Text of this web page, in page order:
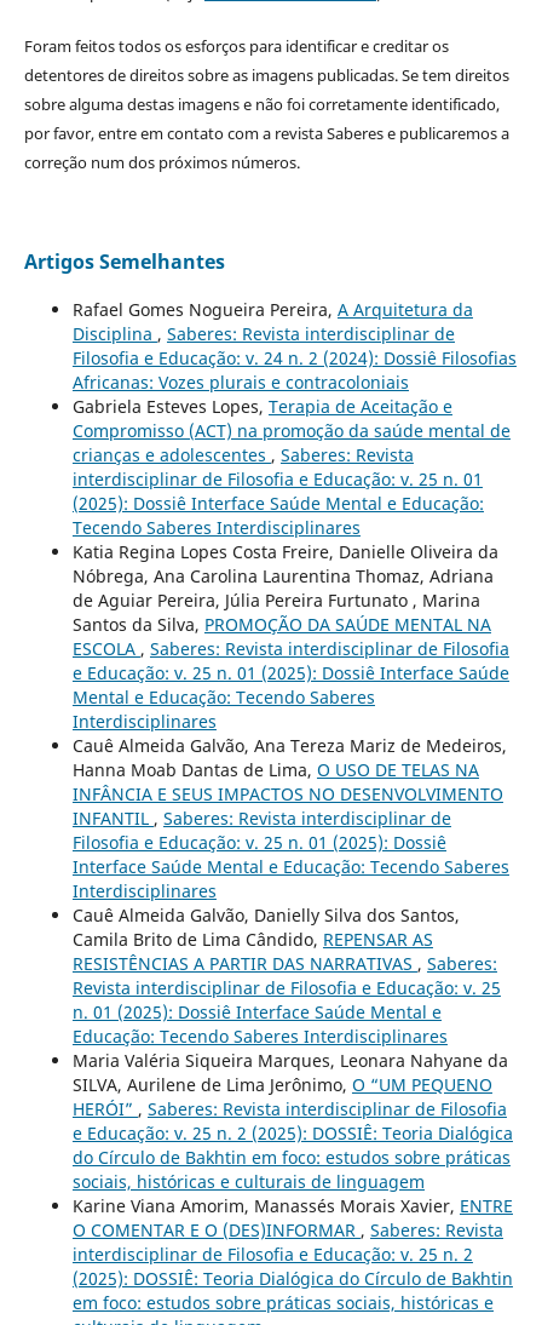
Foram feitos todos os esforços para identificar e creditar os
detentores de direitos sobre as imagens publicadas. Se tem direitos
sobre alguma destas imagens e não foi corretamente identificado,
por favor, entre em contato com a revista Saberes e publicaremos a
correção num dos próximos números.
Artigos Semelhantes
Rafael Gomes Nogueira Pereira, A Arquitetura da
Disciplina , Saberes: Revista interdisciplinar de
Filosofia e Educação: v. 24 n. 2 (2024): Dossiê Filosofias
Africanas: Vozes plurais e contracoloniais
Gabriela Esteves Lopes, Terapia de Aceitação e
Compromisso (ACT) na promoção da saúde mental de
crianças e adolescentes , Saberes: Revista
interdisciplinar de Filosofia e Educação: v. 25 n. 01
(2025): Dossiê Interface Saúde Mental e Educação:
Tecendo Saberes Interdisciplinares
Katia Regina Lopes Costa Freire, Danielle Oliveira da
Nóbrega, Ana Carolina Laurentina Thomaz, Adriana
de Aguiar Pereira, Júlia Pereira Furtunato , Marina
Santos da Silva, PROMOÇÃO DA SAÚDE MENTAL NA
ESCOLA , Saberes: Revista interdisciplinar de Filosofia
e Educação: v. 25 n. 01 (2025): Dossiê Interface Saúde
Mental e Educação: Tecendo Saberes
Interdisciplinares
Cauê Almeida Galvão, Ana Tereza Mariz de Medeiros,
Hanna Moab Dantas de Lima, O USO DE TELAS NA
INFÂNCIA E SEUS IMPACTOS NO DESENVOLVIMENTO
INFANTIL , Saberes: Revista interdisciplinar de
Filosofia e Educação: v. 25 n. 01 (2025): Dossiê
Interface Saúde Mental e Educação: Tecendo Saberes
Interdisciplinares
Cauê Almeida Galvão, Danielly Silva dos Santos,
Camila Brito de Lima Cândido, REPENSAR AS
RESISTÊNCIAS A PARTIR DAS NARRATIVAS , Saberes:
Revista interdisciplinar de Filosofia e Educação: v. 25
n. 01 (2025): Dossiê Interface Saúde Mental e
Educação: Tecendo Saberes Interdisciplinares
Maria Valéria Siqueira Marques, Leonara Nahyane da
SILVA, Aurilene de Lima Jerônimo, O “UM PEQUENO
HERÓI” , Saberes: Revista interdisciplinar de Filosofia
e Educação: v. 25 n. 2 (2025): DOSSIÊ: Teoria Dialógica
do Círculo de Bakhtin em foco: estudos sobre práticas
sociais, históricas e culturais de linguagem
Karine Viana Amorim, Manassés Morais Xavier, ENTRE
O COMENTAR E O (DES)INFORMAR , Saberes: Revista
interdisciplinar de Filosofia e Educação: v. 25 n. 2
(2025): DOSSIÊ: Teoria Dialógica do Círculo de Bakhtin
em foco: estudos sobre práticas sociais, históricas e